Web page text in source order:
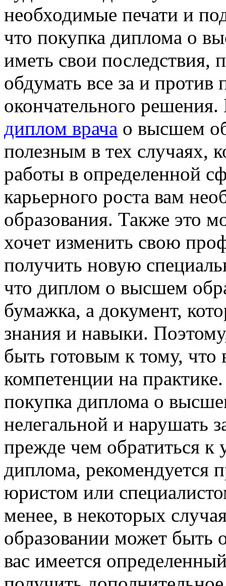
необходимые печати и
что покупка диплома о
иметь свои последствия,
обдумать все за и против
окончательного
диплом врача о высшем
полезным в тех случаях,
работы в определенной
карьерного роста вам
образования. Также это
хочет изменить свою
получить новую
что диплом о высшем
бумажка, а документ,
знания и навыки.
быть готовым к тому, что
компетенции на
покупка диплома о
нелегальной и нарушать
прежде чем обратиться
диплома, рекомендуется
юристом или
менее, в некоторых
образовании может быть
вас имеется